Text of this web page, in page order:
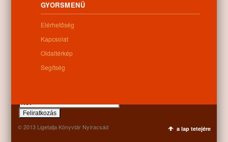
Péntek: 9:00-12:00 13:00-16:30
Vasárnap: zárva
Hírlevél
GYORSMENÜ
Elérhetőség
Kapcsolat
Oldaltérkép
Segítség
© 2013 Ligetalja Könyvtár Nyíracsád a lap tetejére